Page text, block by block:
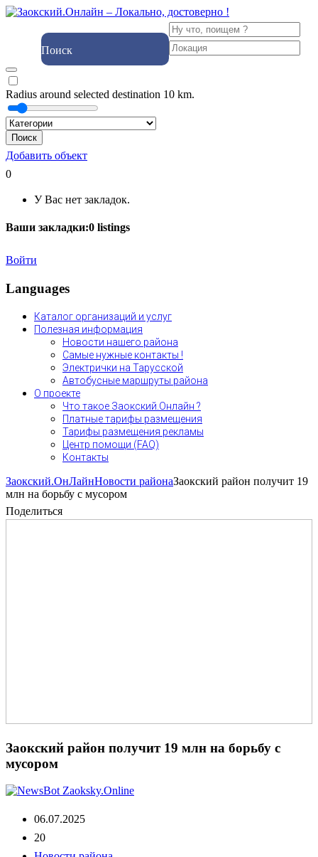
Поиск
Radius around selected destination 10 km.
Поиск
Добавить объект
0
У Вас нет закладок.
Ваши закладки:0 listings
Войти
Languages
Каталог организаций и услуг
Полезная информация
Новости нашего района
Самые нужные контакты !
Электрички на Тарусской
Автобусные маршруты района
О проекте
Что такое Заокский.Онлайн ?
Платные тарифы размещения
Тарифы размещения рекламы
Центр помощи (FAQ)
Контакты
Заокский.ОнЛайнНовости районаЗаокский район получит 19
млн на борьбу с мусором
Поделиться
Заокский район получит 19 млн на борьбу с
мусором
06.07.2025
20